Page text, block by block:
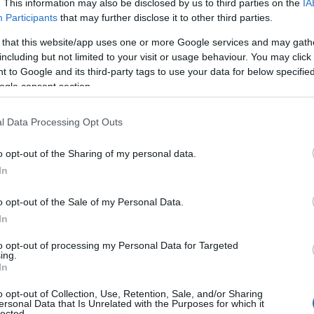
This information may also be disclosed by us to third parties on the
Participants that may further disclose it to other third parties.
that this website/app uses one or more Google services and may
but not limited to your visit or usage behaviour. You may
to Google and its third-party tags to use your data for below
consent section.
Data Processing Opt Outs
opt-out of the Sharing of my personal data.
opt-out of the Sale of my Personal Data.
opt-out of processing my Personal Data for Targeted
opt-out of Collection, Use, Retention, Sale, and/or Sharing
Data that Is Unrelated with the Purposes for which it
Lumix S 40mm F2: obiettivo
compatto e luminoso per Lumix S9
Panasonic presenta un 40mm full-frame compatto e
Titanium Edition per offrire portabilità senza…
Massimiliano Cardinale · 27 Apr 2026